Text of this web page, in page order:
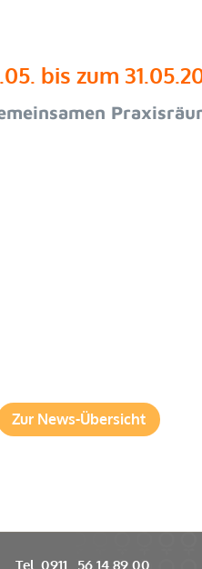
bis zum
Zur News-Übersicht
Tel. 0911 . 56 14 89 00